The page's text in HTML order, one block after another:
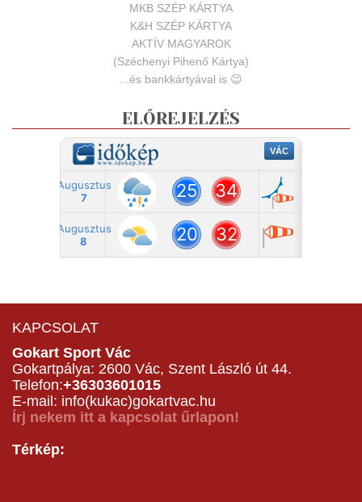
MKB SZÉP KÁRTYA
K&H SZÉP KÁRTYA
AKTÍV MAGYAROK
(Széchenyi Pihenő Kártya)
...és bankkártyával is 😉
ELŐREJELZÉS
KAPCSOLAT
Gokart Sport Vác
Gokartpálya: 2600 Vác, Szent László út 44.
Telefon:+36303601015
E-mail: info(kukac)gokartvac.hu
Írj nekem itt a kapcsolat űrlapon!
Térkép: